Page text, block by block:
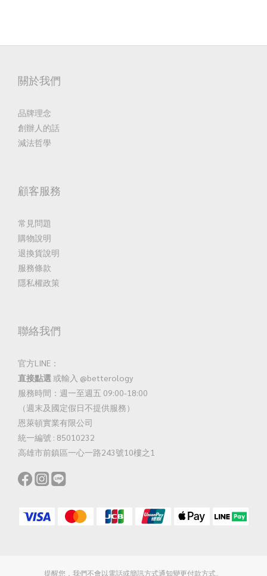
關於我們
品牌理念
創辦人的話
減法哲學
顧客服務
常見問題
購物說明
退換貨說明
服務條款
隱私權政策
聯絡我們
官方LINE：
直接點選 或輸入 @betterology
服務時間：週一至週五 09:00-18:00
（週末及國定假日不提供服務）
恩萊頓實業有限公司
統一編號 : 85010232
高雄市前鎮區一心一路243號10樓之1
提醒您，我們不會以電話或簡訊方式通知變更付款方式。